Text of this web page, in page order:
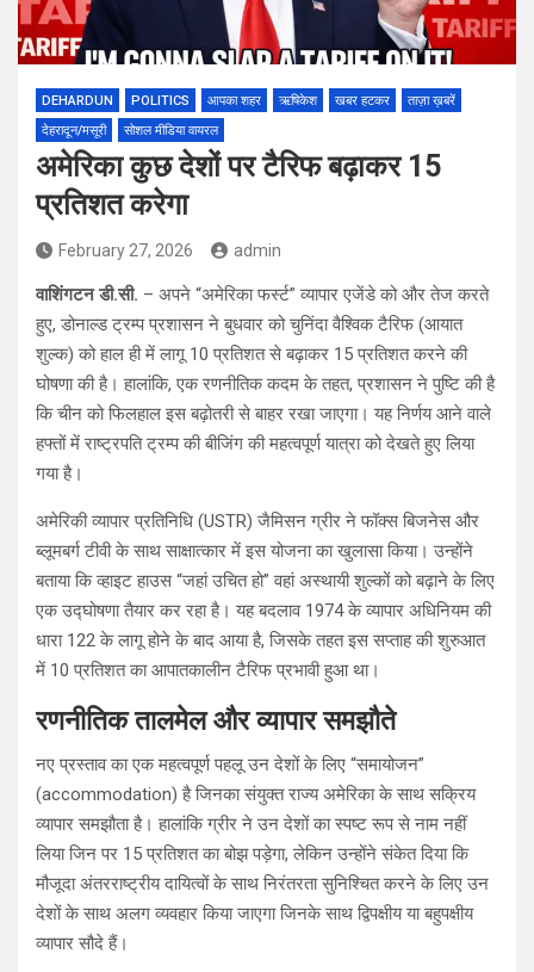
DEHARDUN POLITICS आपका शहर ऋषिकेश खबर हटकर
ताज़ा ख़बरें
देहरादून/मसूरी
सोशल मीडिया वायरल
अमेरिका कुछ देशों पर टैरिफ बढ़ाकर 15
प्रतिशत करेगा
February 27, 2026 admin
वाशिंगटन डी.सी. – अपने “अमेरिका फर्स्ट” व्यापार एजेंडे को और तेज करते
हुए, डोनाल्ड ट्रम्प प्रशासन ने बुधवार को चुनिंदा वैश्विक टैरिफ (आयात
शुल्क) को हाल ही में लागू 10 प्रतिशत से बढ़ाकर 15 प्रतिशत करने की
घोषणा की है। हालांकि, एक रणनीतिक कदम के तहत, प्रशासन ने पुष्टि की है
कि चीन को फिलहाल इस बढ़ोतरी से बाहर रखा जाएगा। यह निर्णय आने वाले
हफ्तों में राष्ट्रपति ट्रम्प की बीजिंग की महत्वपूर्ण यात्रा को देखते हुए लिया
गया है।
अमेरिकी व्यापार प्रतिनिधि (USTR) जैमिसन ग्रीर ने फॉक्स बिजनेस और
ब्लूमबर्ग टीवी के साथ साक्षात्कार में इस योजना का खुलासा किया। उन्होंने
बताया कि व्हाइट हाउस “जहां उचित हो” वहां अस्थायी शुल्कों को बढ़ाने के लिए
एक उद्घोषणा तैयार कर रहा है। यह बदलाव 1974 के व्यापार अधिनियम की
धारा 122 के लागू होने के बाद आया है, जिसके तहत इस सप्ताह की शुरुआत
में 10 प्रतिशत का आपातकालीन टैरिफ प्रभावी हुआ था।
रणनीतिक तालमेल और व्यापार समझौते
नए प्रस्ताव का एक महत्वपूर्ण पहलू उन देशों के लिए “समायोजन”
(accommodation) है जिनका संयुक्त राज्य अमेरिका के साथ सक्रिय
व्यापार समझौता है। हालांकि ग्रीर ने उन देशों का स्पष्ट रूप से नाम नहीं
लिया जिन पर 15 प्रतिशत का बोझ पड़ेगा, लेकिन उन्होंने संकेत दिया कि
मौजूदा अंतरराष्ट्रीय दायित्वों के साथ निरंतरता सुनिश्चित करने के लिए उन
देशों के साथ अलग व्यवहार किया जाएगा जिनके साथ द्विपक्षीय या बहुपक्षीय
व्यापार सौदे हैं।